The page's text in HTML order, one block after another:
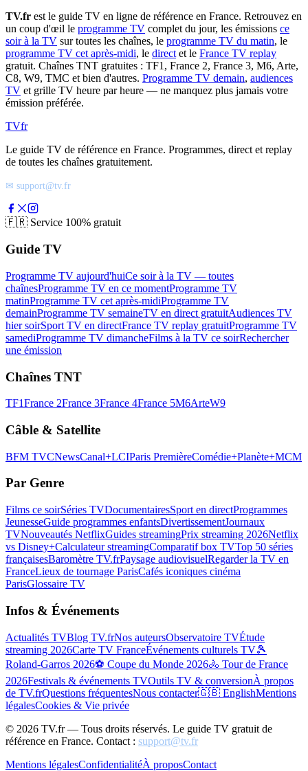
TV.fr est le guide TV en ligne de référence en France. Retrouvez en
un coup d'œil le programme TV complet du jour, les émissions ce
soir à la TV sur toutes les chaînes, le programme TV du matin, le
programme TV cet après-midi, le direct et le France TV replay
gratuit. Chaînes TNT gratuites : TF1, France 2, France 3, M6, Arte,
C8, W9, TMC et bien d'autres. Programme TV demain, audiences
TV et grille TV heure par heure — ne manquez plus jamais votre
émission préférée.
TVfr
Le guide TV de référence en France. Programmes, direct et replay
de toutes les chaînes gratuitement.
✉ support@tv.fr
🇫🇷 Service 100% gratuit
Guide TV
Programme TV aujourd'huiCe soir à la TV — toutes
chaînesProgramme TV en ce momentProgramme TV
matinProgramme TV cet après-midiProgramme TV
demainProgramme TV semaineTV en direct gratuitAudiences TV
hier soirSport TV en directFrance TV replay gratuitProgramme TV
samediProgramme TV dimancheFilms à la TV ce soirRechercher
une émission
Chaînes TNT
TF1France 2France 3France 4France 5M6ArteW9
Câble & Satellite
BFM TVCNewsCanal+LCIParis PremièreComédie+Planète+MCM
Par Genre
Films ce soirSéries TVDocumentairesSport en directProgrammes
JeunesseGuide programmes enfantsDivertissementJournaux
TVNouveautés NetflixGuides streamingPrix streaming 2026Netflix
vs Disney+Calculateur streamingComparatif box TVTop 50 séries
françaisesBaromètre TV.frPaysage audiovisuelRegarder la TV en
FranceLieux de tournage ParisCafés iconiques cinéma
ParisGlossaire TV
Infos & Événements
Actualités TVBlog TV.frNos auteursObservatoire TVÉtude
streaming 2026Carte TV FranceÉvénements culturels TV🎾
Roland-Garros 2026⚽ Coupe du Monde 2026🚴 Tour de France
2026Festivals & événements TVOutils TV & conversionÀ propos
de TV.frQuestions fréquentesNous contacter🇬🇧 EnglishMentions
légalesCookies & Vie privée
© 2026 TV.fr — Tous droits réservés. Le guide TV gratuit de
référence en France. Contact : support@tv.fr
Mentions légalesConfidentialitéÀ proposContact